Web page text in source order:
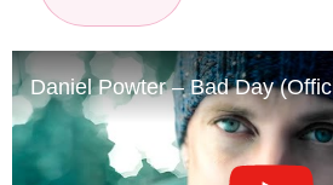
Daniel Powter – Bad Day